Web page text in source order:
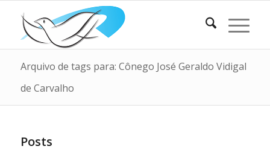
Arquivo de tags para: Cônego José Geraldo Vidigal
de Carvalho
Posts